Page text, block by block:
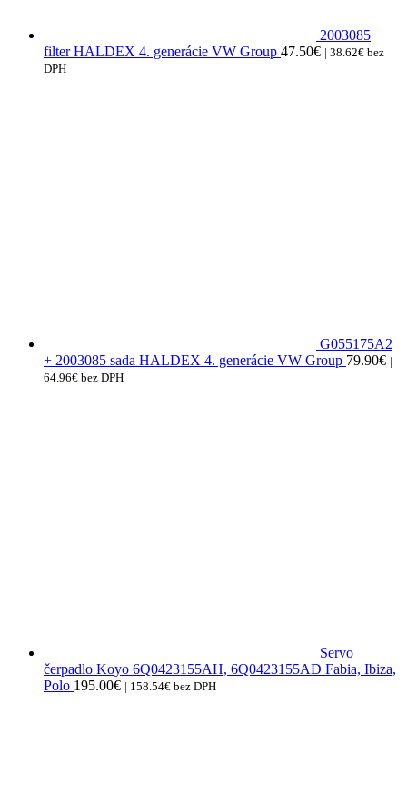
2003085
filter HALDEX 4. generácie VW Group 47.50€ | 38.62€ bez
DPH
G055175A2
+ 2003085 sada HALDEX 4. generácie VW Group 79.90€ |
64.96€ bez DPH
Servo
čerpadlo Koyo 6Q0423155AH, 6Q0423155AD Fabia, Ibiza,
Polo 195.00€ | 158.54€ bez DPH